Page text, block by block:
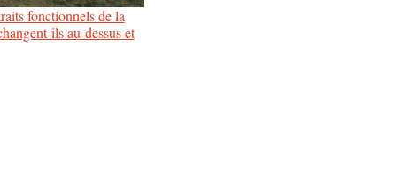
fonctionnels de la
ils au-dessus et